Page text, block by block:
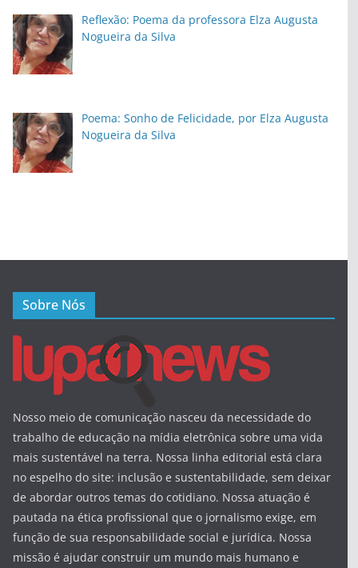
Reflexão: Poema da professora Elza Augusta
Nogueira da Silva
Poema: Sonho de Felicidade, por Elza Augusta
Nogueira da Silva
Sobre Nós
Nosso meio de comunicação nasceu da necessidade do
trabalho de educação na mídia eletrônica sobre uma vida
mais sustentável na terra. Nossa linha editorial está clara
no espelho do site: inclusão e sustentabilidade, sem deixar
de abordar outros temas do cotidiano. Nossa atuação é
pautada na ética profissional que o jornalismo exige, em
função de sua responsabilidade social e jurídica. Nossa
missão é ajudar construir um mundo mais humano e